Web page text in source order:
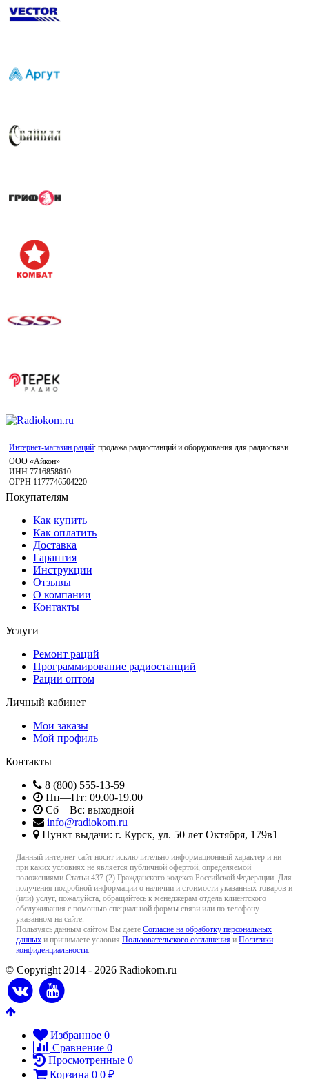
Интернет-магазин раций: продажа радиостанций и оборудования для радиосвязи.
ООО «Айкон»
ИНН 7716858610
ОГРН 1177746504220
Покупателям
Как купить
Как оплатить
Доставка
Гарантия
Инструкции
Отзывы
О компании
Контакты
Услуги
Ремонт раций
Программирование радиостанций
Рации оптом
Личный кабинет
Мои заказы
Мой профиль
Контакты
8 (800) 555-13-59
Пн—Пт: 09.00-19.00
Сб—Вс: выходной
info@radiokom.ru
Пункт выдачи: г. Курск, ул. 50 лет Октября, 179в1
Данный интернет-сайт носит исключительно информационный характер и ни
при каких условиях не является публичной офертой, определяемой
положениями Статьи 437 (2) Гражданского кодекса Российской Федерации. Для
получения подробной информации о наличии и стоимости указанных товаров и
(или) услуг, пожалуйста, обращайтесь к менеджерам отдела клиентского
обслуживания с помощью специальной формы связи или по телефону
указанном на сайте.
Пользуясь данным сайтом Вы даёте Согласие на обработку персональных
данных и принимаете условия Пользовательского соглашения и Политики
конфиденциальности.
© Copyright 2014 - 2026 Radiokom.ru
Избранное 0
Сравнение 0
Просмотренные 0
Корзина 0 0 ₽